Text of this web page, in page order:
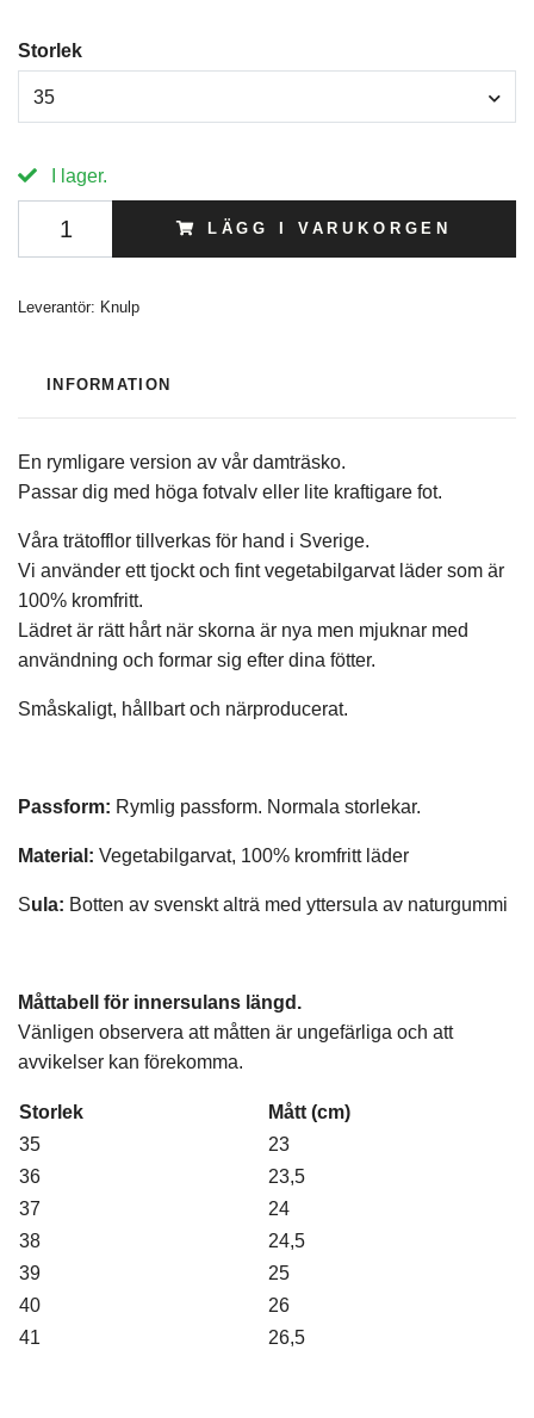
Storlek
35
I lager.
LÄGG I VARUKORGEN
Leverantör: Knulp
INFORMATION
En rymligare version av vår damträsko.
Passar dig med höga fotvalv eller lite kraftigare fot.
Våra trätofflor tillverkas för hand i Sverige.
Vi använder ett tjockt och fint vegetabilgarvat läder som är
100% kromfritt.
Lädret är rätt hårt när skorna är nya men mjuknar med
användning och formar sig efter dina fötter.
Småskaligt, hållbart och närproducerat.
Passform: Rymlig passform. Normala storlekar.
Material: Vegetabilgarvat, 100% kromfritt läder
Sula: Botten av svenskt alträ med yttersula av naturgummi
Måttabell för innersulans längd.
Vänligen observera att måtten är ungefärliga och att
avvikelser kan förekomma.
Storlek
Mått (cm)
35
23
36
23,5
37
24
38
24,5
39
25
40
26
41
26,5